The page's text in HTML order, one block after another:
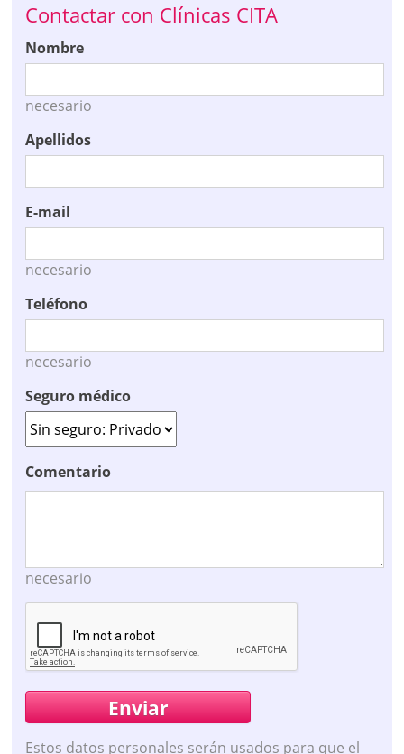
Contactar con Clínicas CITA
Nombre
necesario
Apellidos
E-mail
necesario
Teléfono
necesario
Seguro médico
Comentario
necesario
Estos datos personales serán usados para que el